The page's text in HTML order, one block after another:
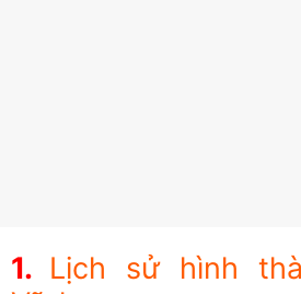
Lịch sử hình